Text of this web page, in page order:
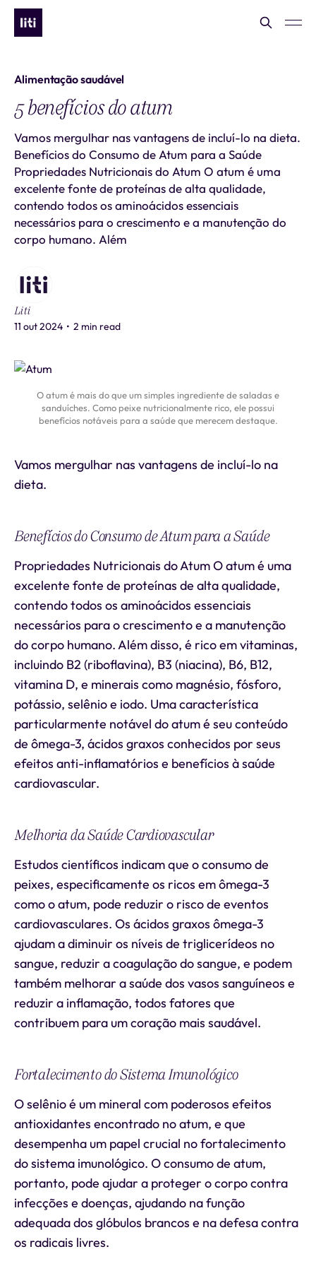
Alimentação saudável
5 benefícios do atum
Vamos mergulhar nas vantagens de incluí-lo na dieta.
Benefícios do Consumo de Atum para a Saúde
Propriedades Nutricionais do Atum O atum é uma
excelente fonte de proteínas de alta qualidade,
contendo todos os aminoácidos essenciais
necessários para o crescimento e a manutenção do
corpo humano. Além
Liti
11 out 2024 • 2 min read
O atum é mais do que um simples ingrediente de saladas e
sanduíches. Como peixe nutricionalmente rico, ele possui
benefícios notáveis para a saúde que merecem destaque.
Vamos mergulhar nas vantagens de incluí-lo na
dieta.
Benefícios do Consumo de Atum para a Saúde
Propriedades Nutricionais do Atum O atum é uma
excelente fonte de proteínas de alta qualidade,
contendo todos os aminoácidos essenciais
necessários para o crescimento e a manutenção
do corpo humano. Além disso, é rico em vitaminas,
incluindo B2 (riboflavina), B3 (niacina), B6, B12,
vitamina D, e minerais como magnésio, fósforo,
potássio, selênio e iodo. Uma característica
particularmente notável do atum é seu conteúdo
de ômega-3, ácidos graxos conhecidos por seus
efeitos anti-inflamatórios e benefícios à saúde
cardiovascular.
Melhoria da Saúde Cardiovascular
Estudos científicos indicam que o consumo de
peixes, especificamente os ricos em ômega-3
como o atum, pode reduzir o risco de eventos
cardiovasculares. Os ácidos graxos ômega-3
ajudam a diminuir os níveis de triglicerídeos no
sangue, reduzir a coagulação do sangue, e podem
também melhorar a saúde dos vasos sanguíneos e
reduzir a inflamação, todos fatores que
contribuem para um coração mais saudável.
Fortalecimento do Sistema Imunológico
O selênio é um mineral com poderosos efeitos
antioxidantes encontrado no atum, e que
desempenha um papel crucial no fortalecimento
do sistema imunológico. O consumo de atum,
portanto, pode ajudar a proteger o corpo contra
infecções e doenças, ajudando na função
adequada dos glóbulos brancos e na defesa contra
os radicais livres.